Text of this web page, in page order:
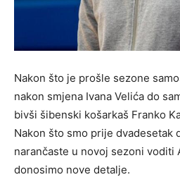
Nakon što je prošle sezone
nakon smjena Ivana Velića do
bivši šibenski košarkaš Franko
Nakon što smo prije dvadesetak
narančaste u novoj sezoni voditi
donosimo nove detalje.